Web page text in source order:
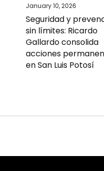
January 10, 2026
Seguridad y
sin límites: Ricardo
Gallardo consolida
acciones
en San Luis Potosí